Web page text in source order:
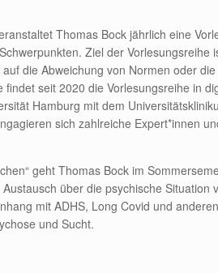
Thomas Bock jährlich eine
Ziel der Vorlesungsreihe
die Abweichung von Normen oder
seit 2020 die Vorlesungsreihe in
Hamburg mit dem
sich zahlreiche Expert*innen
geht Thomas Bock im
über die psychische Situation
mit ADHS, Long Covid und
und Sucht.